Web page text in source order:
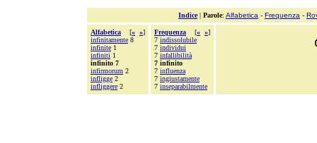
Indice| Parole: Alfabetica - Frequenza -
Alfabetica [« »]
infinitamente 8
infinite 1
infiniti 1
infinito 7
infirmorum 2
infligge 2
infliggere 2
Frequenza [« »]
7 indissolubile
7 individui
7 infallibilità
7 infinito
7 influenza
7 ingiustamente
7 inseparabilmente